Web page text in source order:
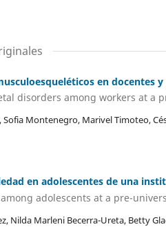
en docentes
disorders among workers at a
Sofia Montenegro, Marivel Timoteo,
en adolescentes de una
adolescents at a pre-
Nilda Marleni Becerra-Ureta, Betty